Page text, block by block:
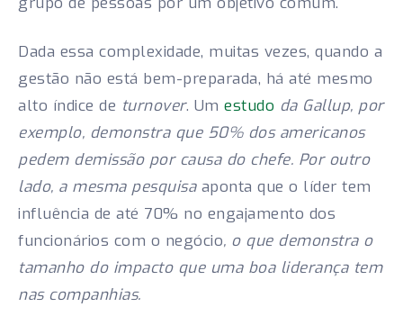
Dada essa complexidade, muitas vezes, quando a
gestão não está bem-preparada, há até mesmo
alto índice de turnover. Um estudo da Gallup, por
exemplo, demonstra que 50% dos americanos
pedem demissão por causa do chefe. Por outro
lado, a mesma pesquisaaponta que o líder tem
influência de até 70% no engajamento dos
funcionários com o negócio, o que demonstra o
tamanho do impacto que uma boa liderança tem
nas companhias.